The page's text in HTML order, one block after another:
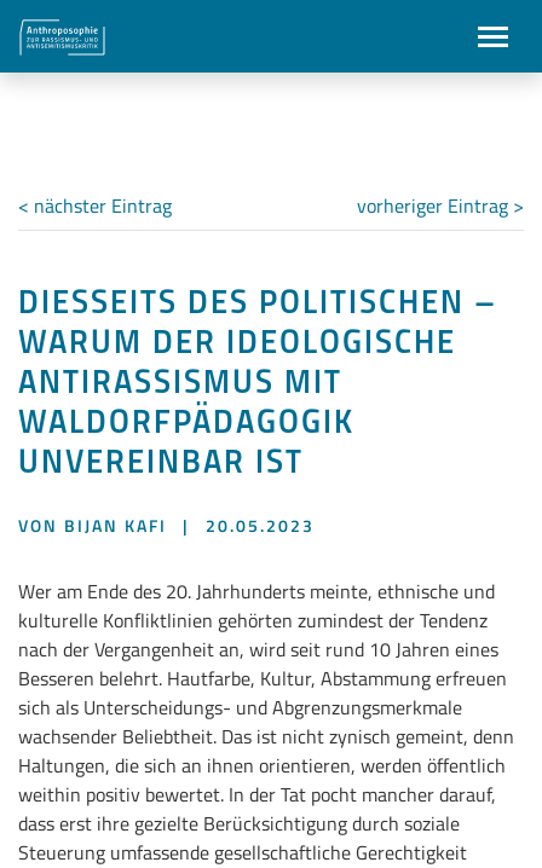
< nächster Eintrag vorheriger Eintrag >
DIESSEITS DES POLITISCHEN –
WARUM DER IDEOLOGISCHE
ANTIRASSISMUS MIT
WALDORFPÄDAGOGIK
UNVEREINBAR IST
VON BIJAN KAFI | 20.05.2023
Wer am Ende des 20. Jahrhunderts meinte, ethnische und
kulturelle Konfliktlinien gehörten zumindest der Tendenz
nach der Vergangenheit an, wird seit rund 10 Jahren eines
Besseren belehrt. Hautfarbe, Kultur, Abstammung erfreuen
sich als Unterscheidungs- und Abgrenzungsmerkmale
wachsender Beliebtheit. Das ist nicht zynisch gemeint, denn
Haltungen, die sich an ihnen orientieren, werden öffentlich
weithin positiv bewertet. In der Tat pocht mancher darauf,
dass erst ihre gezielte Berücksichtigung durch soziale
Steuerung umfassende gesellschaftliche Gerechtigkeit